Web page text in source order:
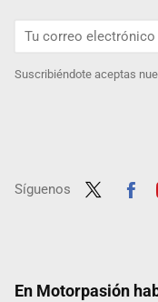
Suscribiéndote aceptas
Síguenos
En Motorpasión